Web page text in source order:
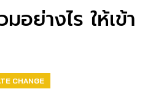
อย่างไร ให้เข้า
CHANGE